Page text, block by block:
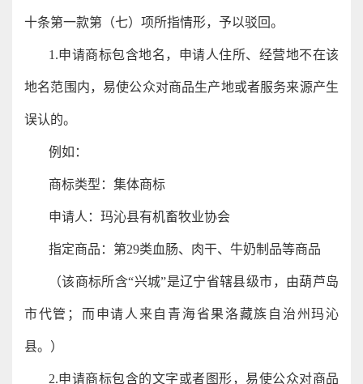
十条第一款第（七）项所指情形，予以驳回。
1.申请商标包含地名，申请人住所、经营地不在该
地名范围内，易使公众对商品生产地或者服务来源产生
误认的。
例如：
商标类型：集体商标
申请人：玛沁县有机畜牧业协会
指定商品：第29类血肠、肉干、牛奶制品等商品
（该商标所含“兴城”是辽宁省辖县级市，由葫芦岛
市代管；而申请人来自青海省果洛藏族自治州玛沁
县。）
2.申请商标包含的文字或者图形，易使公众对商品